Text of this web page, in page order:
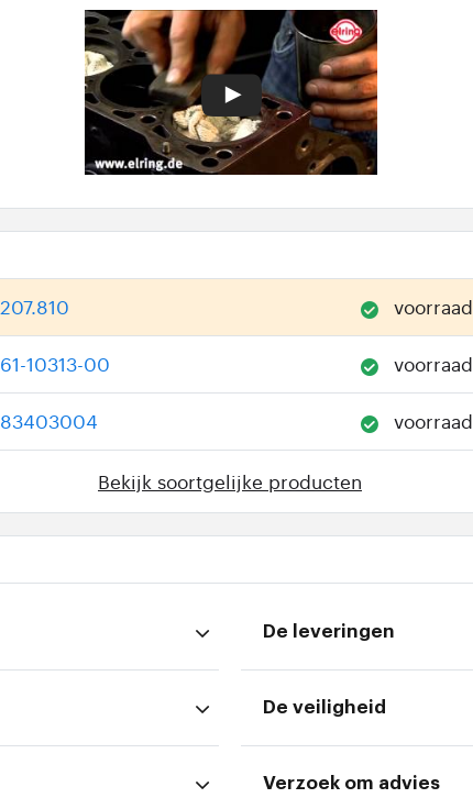
207.810 voorraad
61-10313-00 voorraad
83403004 voorraad
Bekijk soortgelijke producten
De leveringen
De veiligheid
Verzoek om advies